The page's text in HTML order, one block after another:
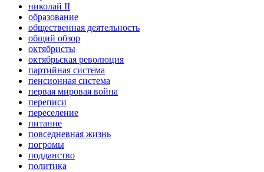
николай II
образование
общественная деятельность
общий обзор
октябристы
октябрьская революция
партийная система
пенсионная система
первая мировая война
переписи
переселение
питание
повседневная жизнь
погромы
подданство
политика